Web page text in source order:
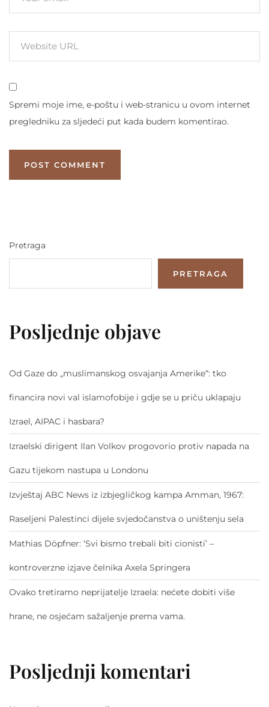
Spremi moje ime, e-poštu i web-stranicu u ovom internet
pregledniku za sljedeći put kada budem komentirao.
Pretraga
PRETRAGA
Posljednje objave
Od Gaze do „muslimanskog osvajanja Amerike“: tko
financira novi val islamofobije i gdje se u priču uklapaju
Izrael, AIPAC i hasbara?
Izraelski dirigent Ilan Volkov progovorio protiv napada na
Gazu tijekom nastupa u Londonu
Izvještaj ABC News iz izbjegličkog kampa Amman, 1967:
Raseljeni Palestinci dijele svjedočanstva o uništenju sela
Mathias Döpfner: ‘Svi bismo trebali biti cionisti’ –
kontroverzne izjave čelnika Axela Springera
Ovako tretiramo neprijatelje Izraela: nećete dobiti više
hrane, ne osjećam sažaljenje prema vama.
Posljednji komentari